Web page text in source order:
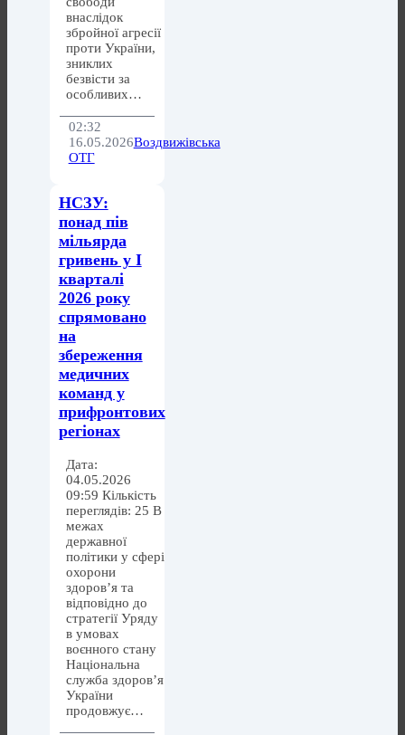
внаслідок
збройної агресії
проти України,
зниклих
безвісти за
особливих…
02:32
16.05.2026Воздвижівська
ОТГ
НСЗУ:
понад пів
мільярда
гривень у І
кварталі
2026 року
спрямовано
на
збереження
медичних
команд у
прифронтових
регіонах
Дата:
04.05.2026
09:59 Кількість
переглядів: 25 В
межах
державної
політики у сфері
охорони
здоров’я та
відповідно до
стратегії Уряду
в умовах
воєнного стану
Національна
служба здоров’я
України
продовжує…